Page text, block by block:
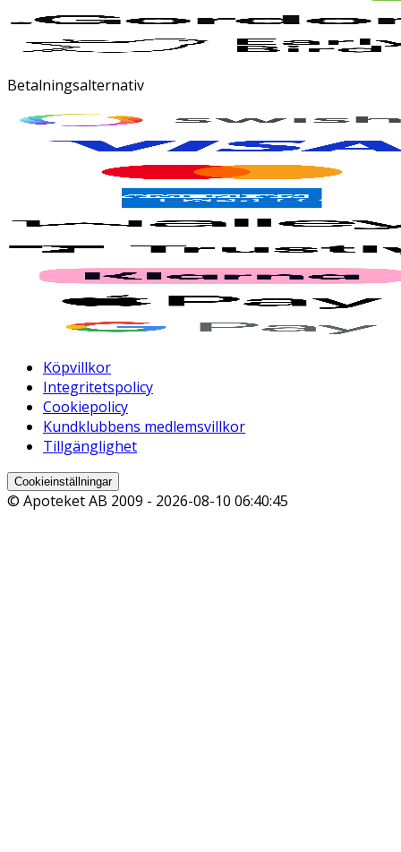
Betalningsalternativ
Köpvillkor
Integritetspolicy
Cookiepolicy
Kundklubbens medlemsvillkor
Tillgänglighet
Cookieinställningar
© Apoteket AB 2009 - 2026-08-10 06:40:45